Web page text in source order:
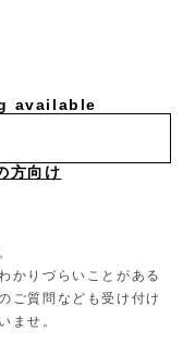
available
方向け
かりづらいことがある
ご質問なども受け付け
ませ。